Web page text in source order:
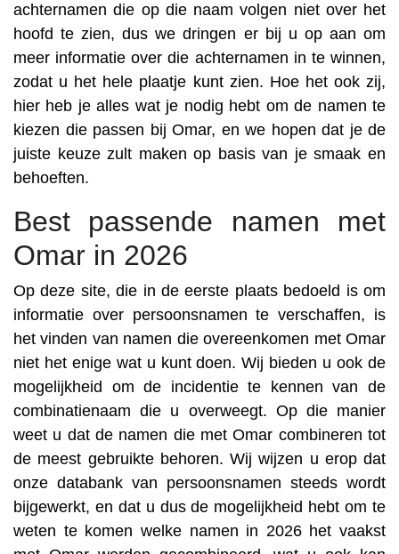
achternamen die op die naam volgen niet over het
hoofd te zien, dus we dringen er bij u op aan om
meer informatie over die achternamen in te winnen,
zodat u het hele plaatje kunt zien. Hoe het ook zij,
hier heb je alles wat je nodig hebt om de namen te
kiezen die passen bij Omar, en we hopen dat je de
juiste keuze zult maken op basis van je smaak en
behoeften.
Best passende namen met
Omar in 2026
Op deze site, die in de eerste plaats bedoeld is om
informatie over persoonsnamen te verschaffen, is
het vinden van namen die overeenkomen met Omar
niet het enige wat u kunt doen. Wij bieden u ook de
mogelijkheid om de incidentie te kennen van de
combinatienaam die u overweegt. Op die manier
weet u dat de namen die met Omar combineren tot
de meest gebruikte behoren. Wij wijzen u erop dat
onze databank van persoonsnamen steeds wordt
bijgewerkt, en dat u dus de mogelijkheid hebt om te
weten te komen welke namen in 2026 het vaakst